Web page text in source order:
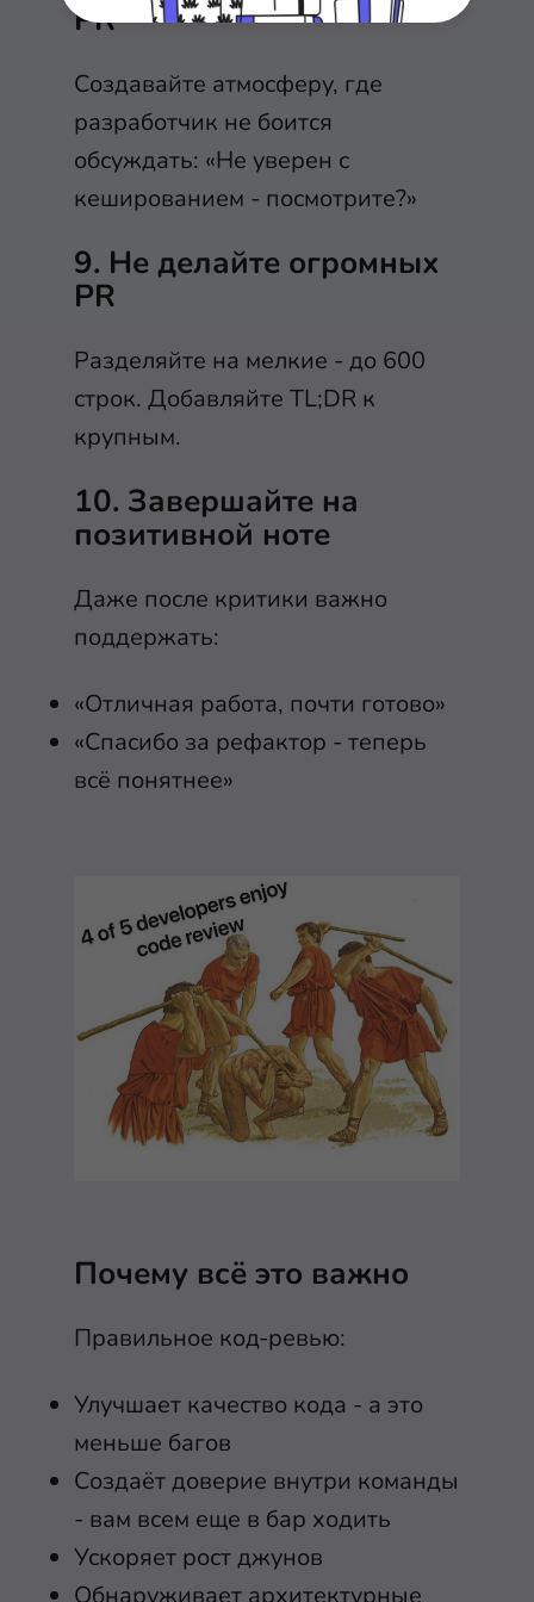
PR
Создавайте атмосферу, где
разработчик не боится
обсуждать: «Не уверен с
кешированием - посмотрите?»
9. Не делайте огромных
PR
Разделяйте на мелкие - до 600
строк. Добавляйте TL;DR к
крупным.
10. Завершайте на
позитивной ноте
Даже после критики важно
поддержать:
«Отличная работа, почти готово»
«Спасибо за рефактор - теперь
всё понятнее»
Почему всё это важно
Правильное код-ревью:
Улучшает качество кода - а это
меньше багов
Создаёт доверие внутри команды
- вам всем еще в бар ходить
Ускоряет рост джунов
Обнаруживает архитектурные